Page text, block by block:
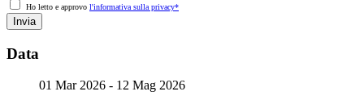
Ho letto e approvo l'informativa sulla privacy*
Invia
Data
01 Mar 2026 - 12 Mag 2026